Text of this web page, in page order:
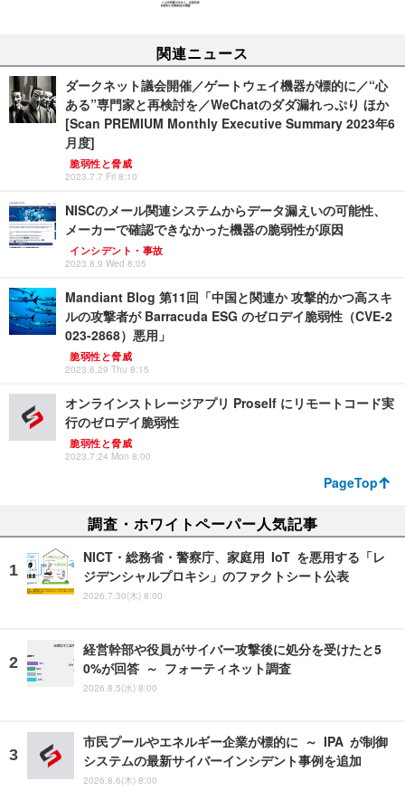
関連ニュース
ダークネット議会開催／ゲートウェイ機器が標的に／“心
ある”専門家と再検討を／WeChatのダダ漏れっぷり ほか
[Scan PREMIUM Monthly Executive Summary 2023年6
月度]
脆弱性と脅威
2023.7.7 Fri 8:10
NISCのメール関連システムからデータ漏えいの可能性、
メーカーで確認できなかった機器の脆弱性が原因
インシデント・事故
2023.8.9 Wed 8:05
Mandiant Blog 第11回「中国と関連か 攻撃的かつ高スキ
ルの攻撃者が Barracuda ESG のゼロデイ脆弱性（CVE-2
023-2868）悪用」
脆弱性と脅威
2023.6.29 Thu 8:15
オンラインストレージアプリ Proself にリモートコード実
行のゼロデイ脆弱性
脆弱性と脅威
2023.7.24 Mon 8:00
PageTop
調査・ホワイトペーパー人気記事
NICT・総務省・警察庁、家庭用 IoT を悪用する「レ
ジデンシャルプロキシ」のファクトシート公表
2026.7.30(木) 8:00
経営幹部や役員がサイバー攻撃後に処分を受けたと5
0%が回答 ～ フォーティネット調査
2026.8.5(水) 8:00
市民プールやエネルギー企業が標的に ～ IPA が制御
システムの最新サイバーインシデント事例を追加
2026.8.6(木) 8:00